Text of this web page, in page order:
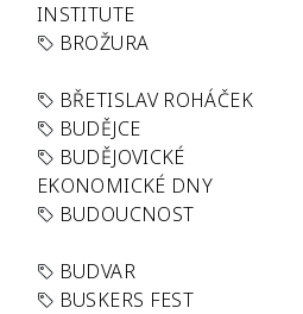
INSTITUTE
BROŽURA
BŘETISLAV ROHÁČEK
BUDĚJCE
BUDĚJOVICKÉ
EKONOMICKÉ DNY
BUDOUCNOST
BUDVAR
BUSKERS FEST